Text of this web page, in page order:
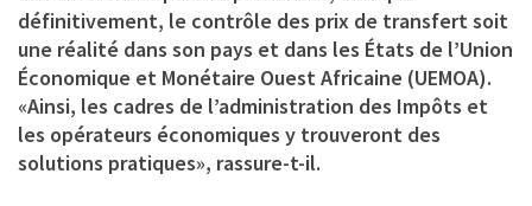
définitivement, le contrôle des prix de transfert soit
une réalité dans son pays et dans les États de l’Union
Économique et Monétaire Ouest Africaine (UEMOA).
«Ainsi, les cadres de l’administration des Impôts et
les opérateurs économiques y trouveront des
solutions pratiques», rassure-t-il.